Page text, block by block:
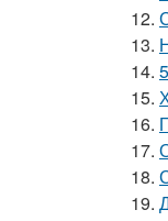
12.
13.
14.
15.
16.
17.
18.
19.